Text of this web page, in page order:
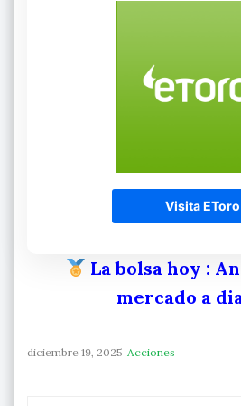
Visita EToro
La bolsa hoy :
mercado a
diciembre 19, 2025 Acciones